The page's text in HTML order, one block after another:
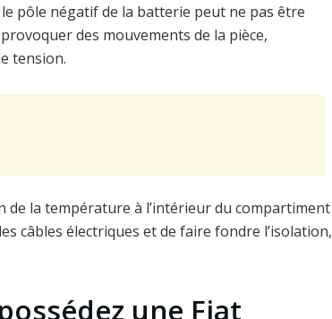
pôle négatif de la batterie peut ne pas être
des mouvements de la pièce,
tension.
la température à l’intérieur du compartiment
câbles électriques et de faire fondre l’isolation,
une Fiat